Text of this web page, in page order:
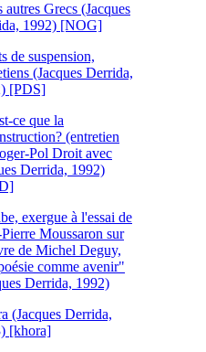
autres Grecs (Jacques
1992) [NOG]
de suspension,
(Jacques Derrida,
[PDS]
ce que la
(entretien
Pol Droit avec
Derrida, 1992)
exergue à l'essai de
Pierre Moussaron sur
de Michel Deguy,
comme avenir"
Derrida, 1992)
(Jacques Derrida,
[khora]